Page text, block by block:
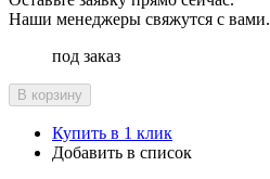
Наши менеджеры свяжутся с вами.
под заказ
В корзину
Купить в 1 клик
Добавить в список